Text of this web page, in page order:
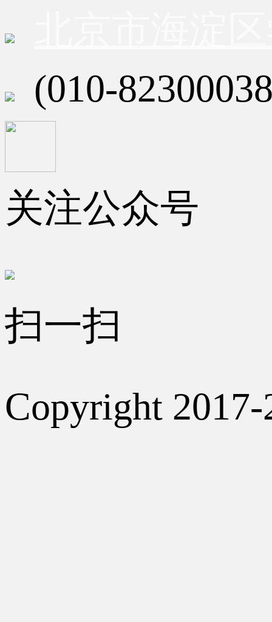
(010-
关注公众号
扫一扫
Copyright